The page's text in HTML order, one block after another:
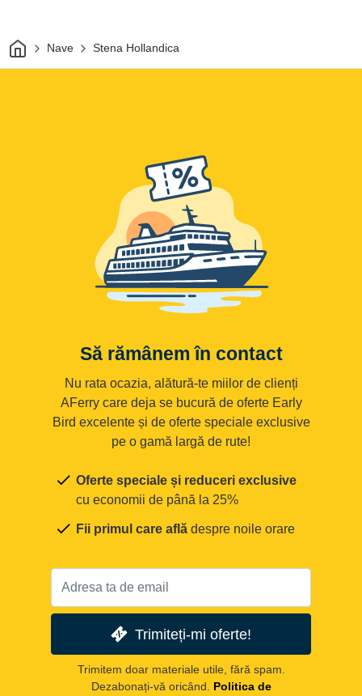
AcasăNave Stena Hollandica
Să rămânem în contact
Nu rata ocazia, alătură-te miilor de clienți
AFerry care deja se bucură de oferte Early
Bird excelente și de oferte speciale exclusive
pe o gamă largă de rute!
Oferte speciale și reduceri exclusive
cu economii de până la 25%
Fii primul care află despre noile orare
Trimiteți-mi oferte!
Trimitem doar materiale utile, fără spam.
Dezabonați-vă oricând. Politica de